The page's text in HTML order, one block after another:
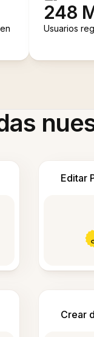
248
Usuarios
Editar
Crear